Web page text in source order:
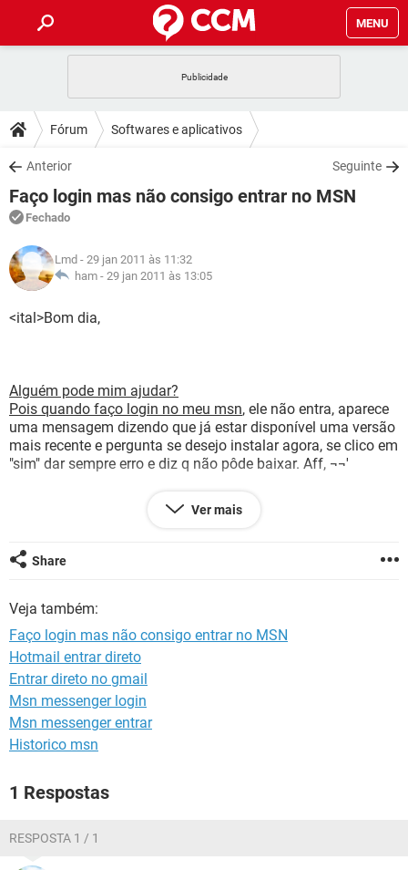
MENU
CELULAR FACEBOOK
OUTLOOK
INSTAGRAM GMAIL
GUIA DE COMPRAS
DICAS
JOGOS WHATSAPP
OUTLOOK
INSTAGRAM
GUIA DE COMPRAS
DOWNLOADS
JOGOS WHATSAPP
CELULAR
OUTLOOK
INSTAGRAM
GUIA DE COMPRAS
FÓRUM
JOGOS
CELULAR
GLOSSÁRIO
JOGOS
CELULAR
INSTAGRAM
GUIA DE COMPRAS
Fórum Softwares e aplicativos
Anterior Seguinte
Faço login mas não consigo entrar no MSN
Fechado
Lmd - 29 jan 2011 às 11:32
ham - 29 jan 2011 às 13:05
<ital>Bom dia,
Alguém pode mim ajudar?
Pois quando faço login no meu msn, ele não entra, aparece
uma mensagem dizendo que já estar disponível uma versão
mais recente e pergunta se desejo instalar agora, se clico em
"sim" dar sempre erro e diz q não pôde baixar. Aff, ¬¬'
Gostaria de saber como faço para que volte a funcionar o de
2009, ou como instalar a nova versão.
Agradeço desde já!!!
Ver mais
Share
Veja também:
Faço login mas não consigo entrar no MSN
Hotmail entrar direto
Entrar direto no gmail
Msn messenger login
Msn messenger entrar
Historico msn
1 Respostas
RESPOSTA 1 / 1